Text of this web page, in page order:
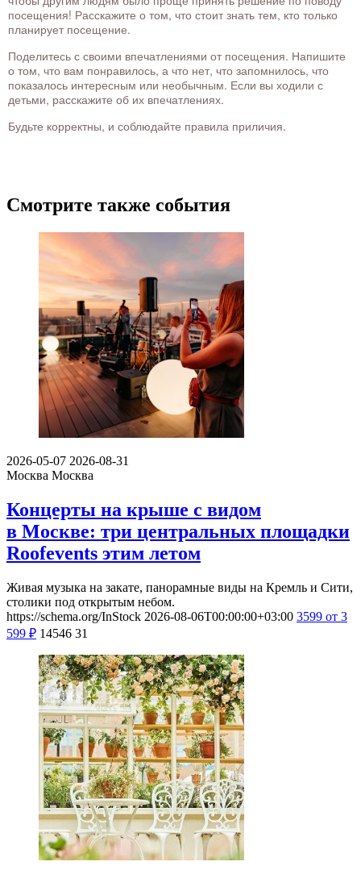
посещения! Расскажите о том, что стоит знать тем, кто только
планирует посещение.
Поделитесь с своими впечатлениями от посещения. Напишите
о том, что вам понравилось, а что нет, что запомнилось, что
показалось интересным или необычным. Если вы ходили с
детьми, расскажите об их впечатлениях.
Будьте корректны, и соблюдайте правила приличия.
Смотрите также события
2026-05-07 2026-08-31
Москва Москва
Концерты на крыше с видом
в Москве: три центральных площадки
Roofevents этим летом
Живая музыка на закате, панорамные виды на Кремль и Сити,
столики под открытым небом.
https://schema.org/InStock 2026-08-06T00:00:00+03:00 3599 от 3
599 ₽ 14546 31